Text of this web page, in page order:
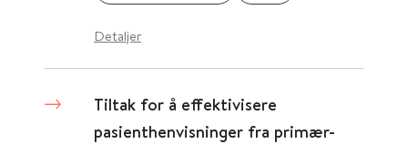
Detaljer
Tiltak for å effektivisere
pasienthenvisninger fra primær-